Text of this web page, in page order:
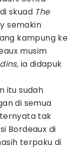
skuad The
semakin
kampung ke
musim
ia didapuk
itu sudah
di semua
tak
Bordeaux di
terpaku di